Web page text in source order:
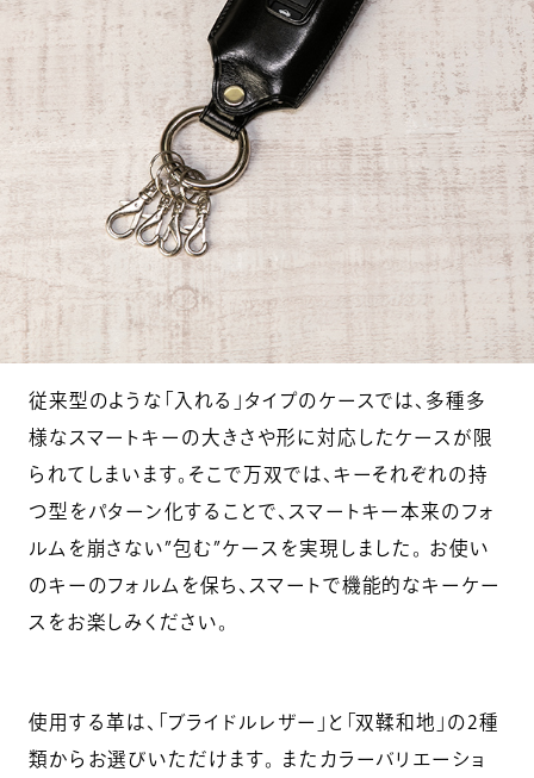
従来型のような「入れる」タイプのケースでは、多種多
様なスマートキーの大きさや形に対応したケースが限
られてしまいます。そこで万双では、キーそれぞれの持
つ型をパターン化することで、スマートキー本来のフォ
ルムを崩さない”包む”ケースを実現しました。 お使い
のキーのフォルムを保ち、スマートで機能的なキーケー
スをお楽しみください。
使用する革は、「ブライドルレザー」と「双鞣和地」の2種
類からお選びいただけます。 またカラーバリエーショ